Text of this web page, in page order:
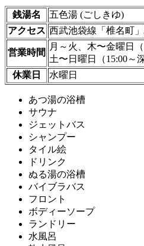
銭湯名
五色湯 (ごしきゆ)
アクセス 西武池袋線「椎名町
営業時間
月～火、木〜金曜日（
土〜日曜日（15:00～
休業日
水曜日
あつ湯の浴槽
サウナ
ジェットバス
シャンプー
タイル絵
ドリンク
ぬる湯の浴槽
バイブラバス
フロント
ボディーソープ
ランドリー
水風呂